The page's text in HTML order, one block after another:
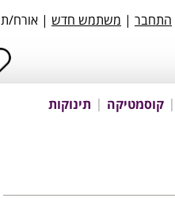
נגישות
אתר
המרכזי
התחבר | משתמש חדש | אורח/ת
קוסמטיקה תינוקות